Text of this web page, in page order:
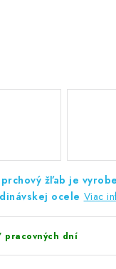
žľab je
ocele Viac
pracovných dní